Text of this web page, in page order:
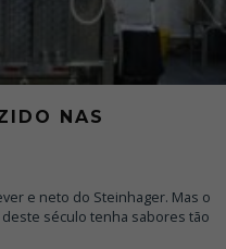
NAS
e neto do Steinhager. Mas o
século tenha sabores tão